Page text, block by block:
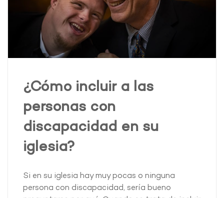
¿Cómo incluir a las
personas con
discapacidad en su
iglesia?
Si en su iglesia hay muy pocas o ninguna
persona con discapacidad, sería bueno